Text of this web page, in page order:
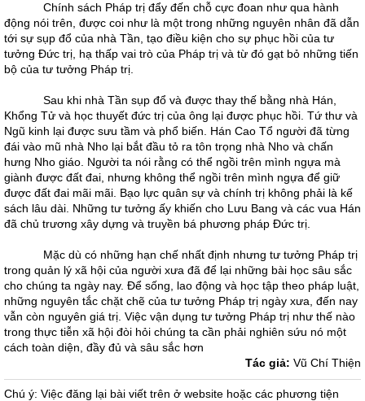
Chính sách Pháp trị đẩy đến chỗ cực đoan như qua hành
động nói trên, được coi như là một trong những nguyên nhân đã dẫn
tới sự sụp đổ của nhà Tần, tạo điều kiện cho sự phục hồi của tư
tưởng Đức trị, hạ thấp vai trò của Pháp trị và từ đó gạt bỏ những tiến
bộ của tư tưởng Pháp trị.
Sau khi nhà Tần sụp đổ và được thay thế bằng nhà Hán,
Khổng Tử và học thuyết đức trị của ông lại được phục hồi. Tứ thư và
Ngũ kinh lại được sưu tầm và phổ biến. Hán Cao Tổ người đã từng
đái vào mũ nhà Nho lại bắt đầu tỏ ra tôn trọng nhà Nho và chấn
hưng Nho giáo. Người ta nói rằng có thể ngồi trên mình ngựa mà
giành được đất đai, nhưng không thể ngồi trên mình ngựa để giữ
được đất đai mãi mãi. Bạo lực quân sự và chính trị không phải là kế
sách lâu dài. Những tư tưởng ấy khiến cho Lưu Bang và các vua Hán
đã chủ trương xây dựng và truyền bá phương pháp Đức trị.
Mặc dù có những hạn chế nhất định nhưng tư tưởng Pháp trị
trong quản lý xã hội của người xưa đã để lại những bài học sâu sắc
cho chúng ta ngày nay. Để sống, lao động và học tập theo pháp luật,
những nguyên tắc chặt chẽ của tư tưởng Pháp trị ngày xưa, đến nay
vẫn còn nguyên giá trị. Việc vận dụng tư tưởng Pháp trị như thế nào
trong thực tiễn xã hội đòi hỏi chúng ta cần phải nghiên sứu nó một
cách toàn diện, đầy đủ và sâu sắc hơn
Tác giả: Vũ Chí Thiện
Chú ý: Việc đăng lại bài viết trên ở website hoặc các phương tiện